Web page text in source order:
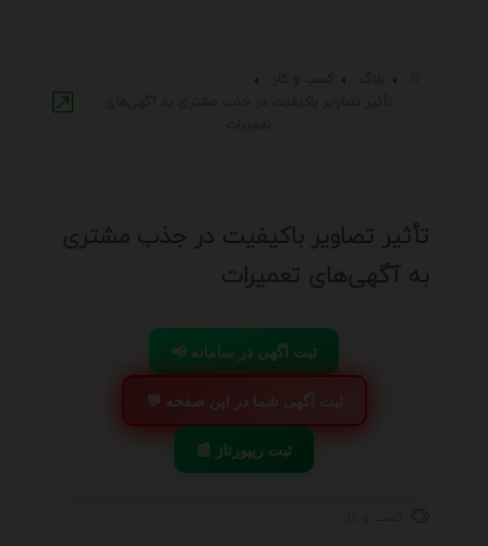
تأثیر تصاویر باکیفیت در جذب مشتری
به آگهی‌های تعمیرات
📢 ثبت آگهی در سامانه
💬 ثبت آگهی شما در این صفحه
📰 ثبت ریپورتاژ